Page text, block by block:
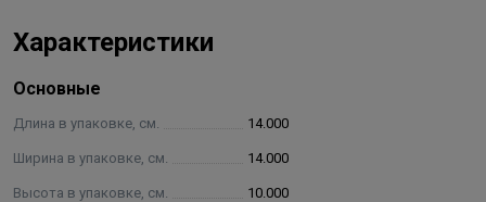
поверх шишек укладывать камни для бани из твердых
пород, фарфоровые изделия и т. д.
вес 4.4 кг. +/- 0.2 кг.
Характеристики
Основные
Длина в упаковке, см. 14.000
Ширина в упаковке, см. 14.000
Высота в упаковке, см. 10.000